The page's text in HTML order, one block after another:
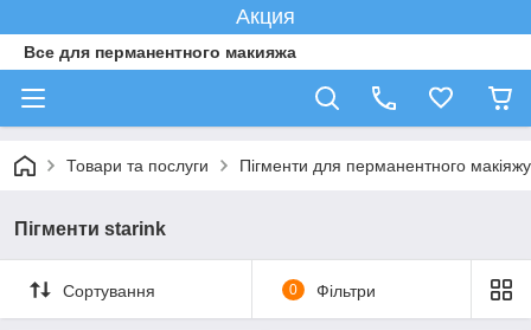
Акция
Все для перманентного макияжа
Товари та послуги Пігменти для перманентного макіяжу
Пігменти starink
Сортування 0 Фільтри